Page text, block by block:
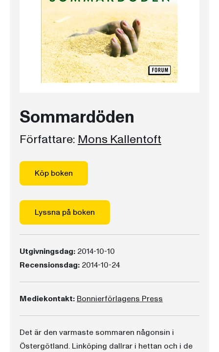
Sommardöden
Författare: Mons Kallentoft
Köp boken
Lyssna på boken
Utgivningsdag: 2014-10-10
Recensionsdag: 2014-10-24
Mediekontakt: Bonnierförlagens Press
Det är den varmaste sommaren någonsin i
Östergötland. Linköping dallrar i hettan och i de